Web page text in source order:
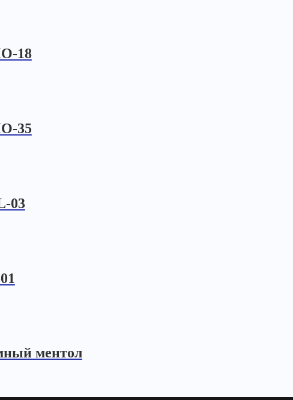
18
35
03
ментол